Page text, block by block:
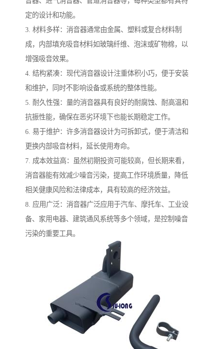
定的设计和功能。
3. 材料多样：消音器通常由金属、塑料或复合材料制
成，内部填充吸音材料如玻璃纤维、泡沫或矿物棉，以
增强吸音效果。
4. 结构紧凑：现代消音器设计注重体积小巧，便于安装
和维护，同时不影响设备或系统的整体性能。
5. 耐久性强：量的消音器具有良好的耐腐蚀、耐高温和
抗振性能，确保在恶劣环境下也能长期稳定工作。
6. 易于维护：许多消音器设计为可拆卸式，便于清洁和
更换内部吸音材料，延长使用寿命。
7. 成本效益高：虽然初期投资可能较高，但长期来看，
消音器能有效减少噪音污染，提高工作环境质量，降低
相关健康风险和法律成本，具有较高的经济效益。
8. 应用广泛：消音器广泛应用于汽车、摩托车、工业设
备、家用电器、建筑通风系统等多个领域，是控制噪音
污染的重要工具。